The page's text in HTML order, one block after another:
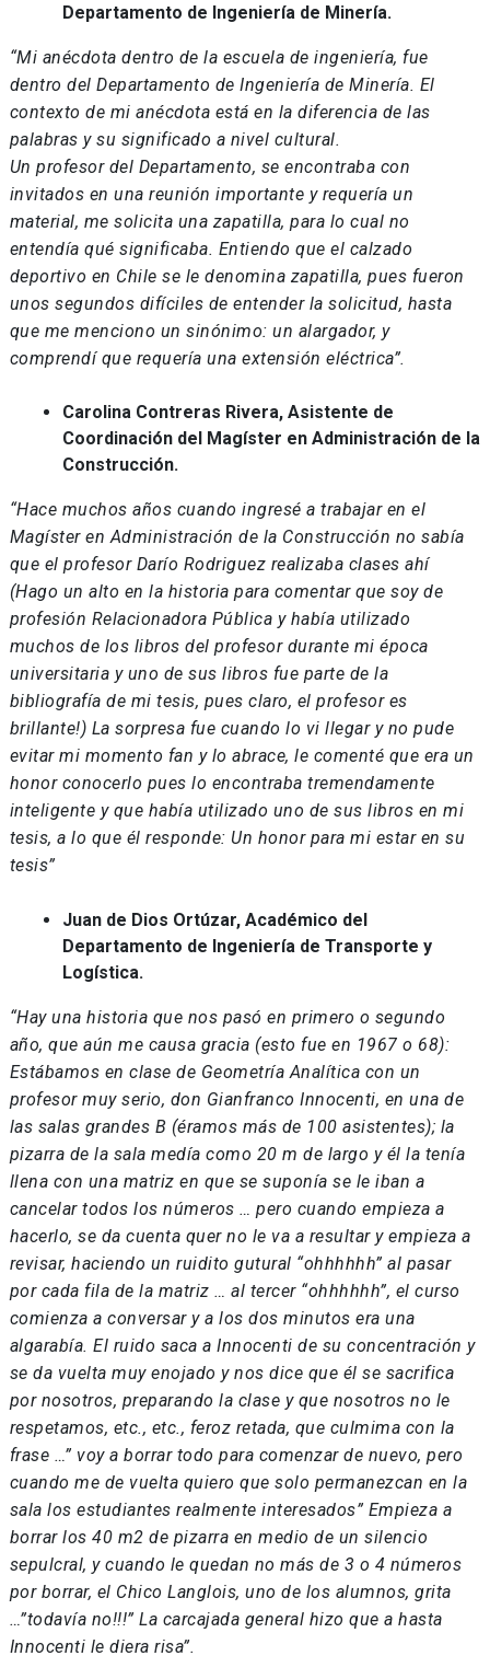
Departamento de Ingeniería de Minería.
“Mi anécdota dentro de la escuela de ingeniería, fue
dentro del Departamento de Ingeniería de Minería. El
contexto de mi anécdota está en la diferencia de las
palabras y su significado a nivel cultural.
Un profesor del Departamento, se encontraba con
invitados en una reunión importante y requería un
material, me solicita una zapatilla, para lo cual no
entendía qué significaba. Entiendo que el calzado
deportivo en Chile se le denomina zapatilla, pues fueron
unos segundos difíciles de entender la solicitud, hasta
que me menciono un sinónimo: un alargador, y
comprendí que requería una extensión eléctrica”.
Carolina Contreras Rivera, Asistente de
Coordinación del Magíster en Administración de la
Construcción.
“Hace muchos años cuando ingresé a trabajar en el
Magíster en Administración de la Construcción no sabía
que el profesor Darío Rodriguez realizaba clases ahí
(Hago un alto en la historia para comentar que soy de
profesión Relacionadora Pública y había utilizado
muchos de los libros del profesor durante mi época
universitaria y uno de sus libros fue parte de la
bibliografía de mi tesis, pues claro, el profesor es
brillante!) La sorpresa fue cuando lo vi llegar y no pude
evitar mi momento fan y lo abrace, le comenté que era un
honor conocerlo pues lo encontraba tremendamente
inteligente y que había utilizado uno de sus libros en mi
tesis, a lo que él responde: Un honor para mi estar en su
tesis”
Juan de Dios Ortúzar, Académico del
Departamento de Ingeniería de Transporte y
Logística.
“Hay una historia que nos pasó en primero o segundo
año, que aún me causa gracia (esto fue en 1967 o 68):
Estábamos en clase de Geometría Analítica con un
profesor muy serio, don Gianfranco Innocenti, en una de
las salas grandes B (éramos más de 100 asistentes); la
pizarra de la sala medía como 20 m de largo y él la tenía
llena con una matriz en que se suponía se le iban a
cancelar todos los números … pero cuando empieza a
hacerlo, se da cuenta quer no le va a resultar y empieza a
revisar, haciendo un ruidito gutural “ohhhhhh” al pasar
por cada fila de la matriz … al tercer “ohhhhhh”, el curso
comienza a conversar y a los dos minutos era una
algarabía. El ruido saca a Innocenti de su concentración y
se da vuelta muy enojado y nos dice que él se sacrifica
por nosotros, preparando la clase y que nosotros no le
respetamos, etc., etc., feroz retada, que culmima con la
frase …” voy a borrar todo para comenzar de nuevo, pero
cuando me de vuelta quiero que solo permanezcan en la
sala los estudiantes realmente interesados” Empieza a
borrar los 40 m2 de pizarra en medio de un silencio
sepulcral, y cuando le quedan no más de 3 o 4 números
por borrar, el Chico Langlois, uno de los alumnos, grita
…”todavía no!!!” La carcajada general hizo que a hasta
Innocenti le diera risa”.